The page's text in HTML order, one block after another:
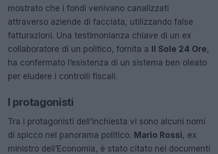
mostrato che i fondi venivano canalizzati
attraverso aziende di facciata, utilizzando false
fatturazioni. Una testimonianza chiave di un ex
collaboratore di un politico, fornita a Il Sole 24 Ore,
ha confermato l’esistenza di un sistema ben oleato
per eludere i controlli fiscali.
I protagonisti
Tra i protagonisti dell’inchiesta vi sono alcuni nomi
di spicco nel panorama politico. Mario Rossi, ex
ministro dell’Economia, è stato citato nei documenti